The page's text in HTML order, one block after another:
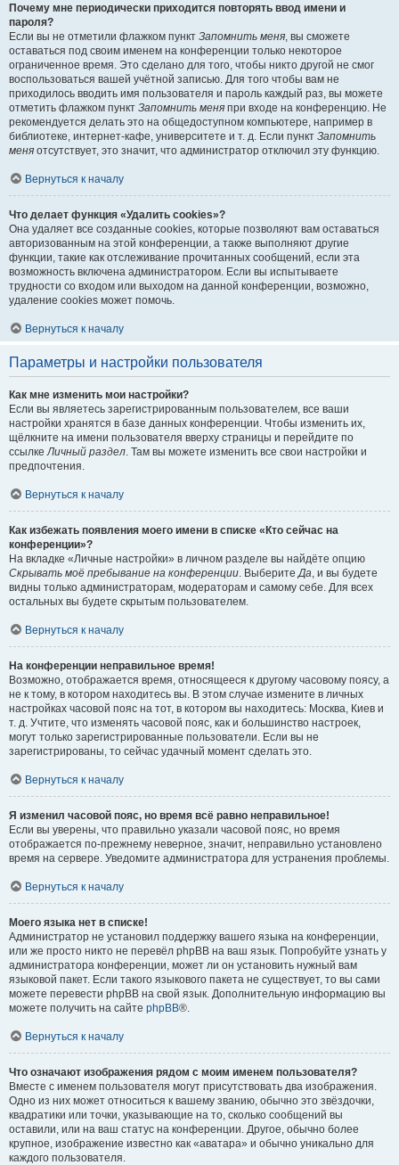
Почему мне периодически приходится повторять ввод имени и
пароля?
Если вы не отметили флажком пункт Запомнить меня , вы сможете
оставаться под своим именем на конференции только некоторое
ограниченное время. Это сделано для того, чтобы никто другой не смог
воспользоваться вашей учётной записью. Для того чтобы вам не
приходилось вводить имя пользователя и пароль каждый раз, вы можете
отметить флажком пункт Запомнить меня при входе на конференцию. Не
рекомендуется делать это на общедоступном компьютере, например в
библиотеке, интернет-кафе, университете и т. д. Если пункт Запомнить
меня отсутствует, это значит, что администратор отключил эту функцию.
Вернуться к началу
Что делает функция «Удалить cookies»?
Она удаляет все созданные cookies, которые позволяют вам оставаться
авторизованным на этой конференции, а также выполняют другие
функции, такие как отслеживание прочитанных сообщений, если эта
возможность включена администратором. Если вы испытываете
трудности со входом или выходом на данной конференции, возможно,
удаление cookies может помочь.
Вернуться к началу
Параметры и настройки пользователя
Как мне изменить мои настройки?
Если вы являетесь зарегистрированным пользователем, все ваши
настройки хранятся в базе данных конференции. Чтобы изменить их,
щёлкните на имени пользователя вверху страницы и перейдите по
ссылке Личный раздел . Там вы можете изменить все свои настройки и
предпочтения.
Вернуться к началу
Как избежать появления моего имени в списке «Кто сейчас на
конференции»?
На вкладке «Личные настройки» в личном разделе вы найдёте опцию
Скрывать моё пребывание на конференции . Выберите Да , и вы будете
видны только администраторам, модераторам и самому себе. Для всех
остальных вы будете скрытым пользователем.
Вернуться к началу
На конференции неправильное время!
Возможно, отображается время, относящееся к другому часовому поясу, а
не к тому, в котором находитесь вы. В этом случае измените в личных
настройках часовой пояс на тот, в котором вы находитесь: Москва, Киев и
т. д. Учтите, что изменять часовой пояс, как и большинство настроек,
могут только зарегистрированные пользователи. Если вы не
зарегистрированы, то сейчас удачный момент сделать это.
Вернуться к началу
Я изменил часовой пояс, но время всё равно неправильное!
Если вы уверены, что правильно указали часовой пояс, но время
отображается по-прежнему неверное, значит, неправильно установлено
время на сервере. Уведомите администратора для устранения проблемы.
Вернуться к началу
Моего языка нет в списке!
Администратор не установил поддержку вашего языка на конференции,
или же просто никто не перевёл phpBB на ваш язык. Попробуйте узнать у
администратора конференции, может ли он установить нужный вам
языковой пакет. Если такого языкового пакета не существует, то вы сами
можете перевести phpBB на свой язык. Дополнительную информацию вы
можете получить на сайте phpBB®.
Вернуться к началу
Что означают изображения рядом с моим именем пользователя?
Вместе с именем пользователя могут присутствовать два изображения.
Одно из них может относиться к вашему званию, обычно это звёздочки,
квадратики или точки, указывающие на то, сколько сообщений вы
оставили, или на ваш статус на конференции. Другое, обычно более
крупное, изображение известно как «аватара» и обычно уникально для
каждого пользователя.